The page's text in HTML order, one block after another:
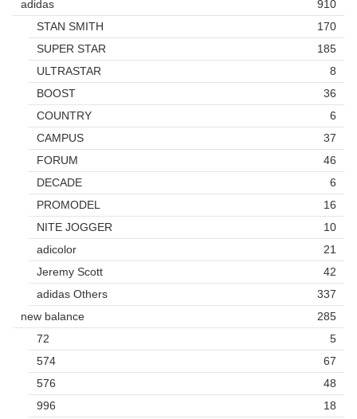
adidas
910
STAN SMITH
170
SUPER STAR
185
ULTRASTAR
8
BOOST
36
COUNTRY
6
CAMPUS
37
FORUM
46
DECADE
6
PROMODEL
16
NITE JOGGER
10
adicolor
21
Jeremy Scott
42
adidas Others
337
new balance
285
72
5
574
67
576
48
996
18